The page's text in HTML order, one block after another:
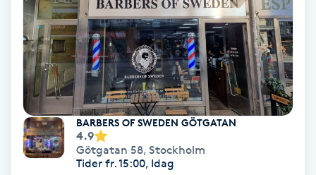
Ortopedi
Osteopati
Paraffinbehandling
Pedikyr
BARBERS OF SWEDEN GÖTGATAN
4.9
Götgatan 58, Stockholm
Tider fr. 15:00, Idag